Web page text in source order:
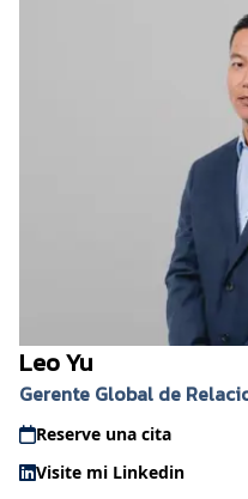
Leo Yu
Gerente Global de
Reserve una cita
Visite mi Linkedin